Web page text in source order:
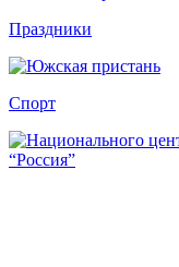
Праздники
Спорт
“Россия”